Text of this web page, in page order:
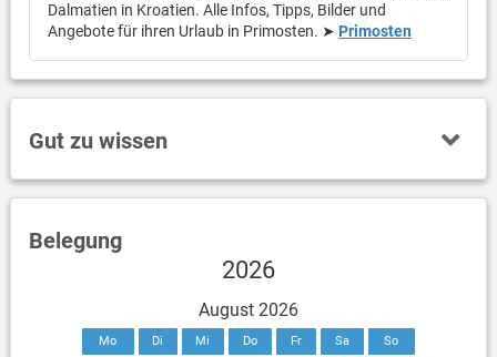
Dalmatien in Kroatien. Alle Infos, Tipps, Bilder und
Angebote für ihren Urlaub in Primosten. ➤ Primosten
Gut zu wissen
Belegung
2026
August 2026
Mo Di Mi Do Fr Sa So